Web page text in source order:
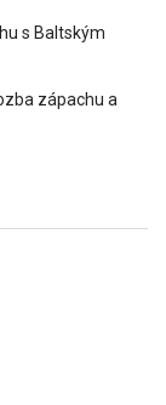
s Baltským
zápachu a